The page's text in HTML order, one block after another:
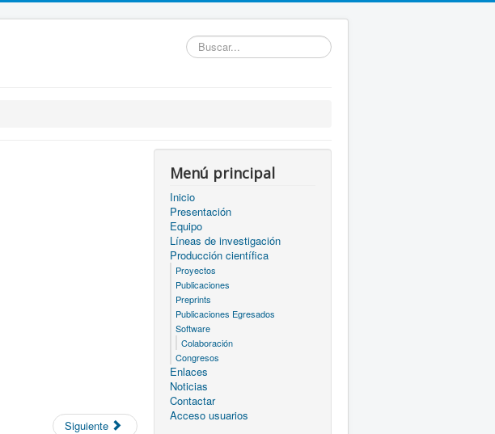
Buscar...
Siguiente
Menú principal
Inicio
Presentación
Equipo
Líneas de investigación
Producción científica
Proyectos
Publicaciones
Preprints
Publicaciones Egresados
Software
Colaboración
Congresos
Enlaces
Noticias
Contactar
Acceso usuarios